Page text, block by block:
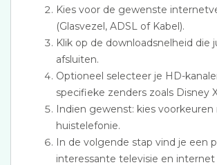
Kies voor de gewenste
(Glasvezel, ADSL of Kabel).
Klik op de downloadsnelheid die
afsluiten.
Optioneel selecteer je HD-
specifieke zenders zoals Disney
Indien gewenst: kies voorkeuren
huistelefonie.
In de volgende stap vind je een
interessante televisie en internet